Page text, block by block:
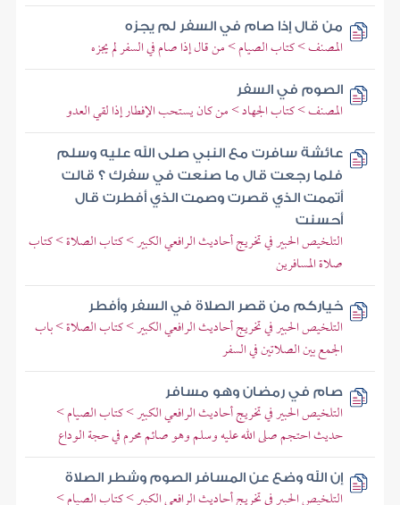
من قال إذا صام في السفر لم يجزه
المصنف > كتاب الصيام > من قال إذا صام في السفر لم يجزه
الصوم في السفر
المصنف > كتاب الجهاد > من كان يستحب الإفطار إذا لقي العدو
عائشة سافرت مع النبي صلى الله عليه وسلم
فلما رجعت قال ما صنعت في سفرك ؟ قالت
أتممت الذي قصرت وصمت الذي أفطرت قال
أحسنت
التلخيص الحبير في تخريج أحاديث الرافعي الكبير > كتاب الصلاة > كتاب
صلاة المسافرين
خياركم من قصر الصلاة في السفر وأفطر
التلخيص الحبير في تخريج أحاديث الرافعي الكبير > كتاب الصلاة > باب
الجمع بين الصلاتين في السفر
صام في رمضان وهو مسافر
التلخيص الحبير في تخريج أحاديث الرافعي الكبير > كتاب الصيام >
حديث احتجم صلى الله عليه وسلم وهو صائم محرم في حجة الوداع
إن الله وضع عن المسافر الصوم وشطر الصلاة